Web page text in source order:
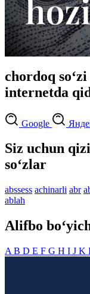
chordoq
internetda
Google
Siz uchun
so‘zlar
abssess achinarli abr
ablah
Alifbo
A B D E F G H I J K